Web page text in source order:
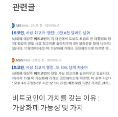
관련글
비트코인이 가치를 갖는 이유 :
가상화폐 가능성 및 가치